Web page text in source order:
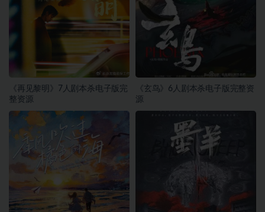
《再见黎明》7人剧本杀电子版完
整资源
《玄鸟》6人剧本杀电子版完整资
源